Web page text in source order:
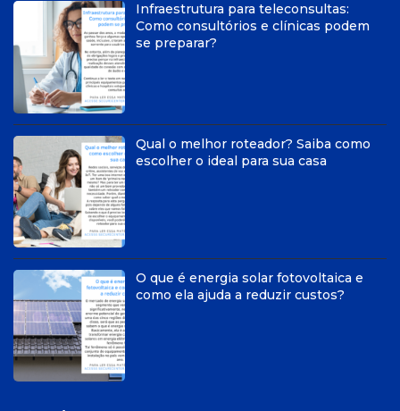
Infraestrutura para teleconsultas:
Como consultórios e clínicas podem
se preparar?
Qual o melhor roteador? Saiba como
escolher o ideal para sua casa
O que é energia solar fotovoltaica e
como ela ajuda a reduzir custos?